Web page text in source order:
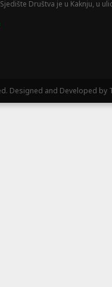
Društva je u Kaknju, u
Designed and Developed by